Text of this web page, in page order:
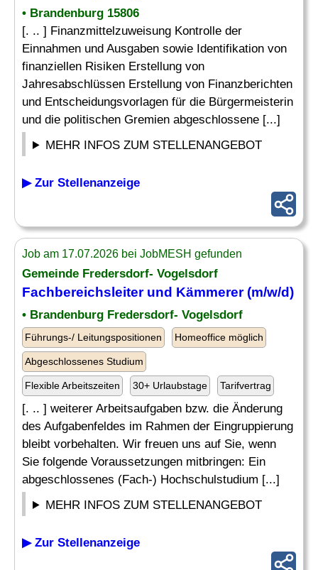
• Brandenburg 15806
[. .. ] Finanzmittelzuweisung Kontrolle der
Einnahmen und Ausgaben sowie Identifikation von
finanziellen Risiken Erstellung von
Jahresabschlüssen Erstellung von Finanzberichten
und Entscheidungsvorlagen für die Bürgermeisterin
und die politischen Gremien abgeschlossene [...]
MEHR INFOS ZUM STELLENANGEBOT
▶ Zur Stellenanzeige
Job am 17.07.2026 bei JobMESH gefunden
Gemeinde Fredersdorf- Vogelsdorf
Fachbereichsleiter und Kämmerer (m/w/d)
• Brandenburg Fredersdorf- Vogelsdorf
Führungs-/ Leitungspositionen Homeoffice möglich
Abgeschlossenes Studium
Flexible Arbeitszeiten 30+ Urlaubstage Tarifvertrag
[. .. ] weiterer Arbeitsaufgaben bzw. die Änderung
des Aufgabenfeldes im Rahmen der Eingruppierung
bleibt vorbehalten. Wir freuen uns auf Sie, wenn
Sie folgende Voraussetzungen mitbringen: Ein
abgeschlossenes (Fach-) Hochschulstudium [...]
MEHR INFOS ZUM STELLENANGEBOT
▶ Zur Stellenanzeige